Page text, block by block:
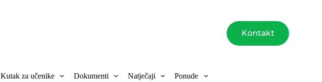
Kontakt
Kutak za učenike Dokumenti Natječaji Ponude